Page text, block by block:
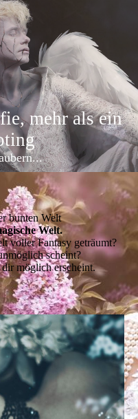
mehr als ein
bunten Welt
Welt.
voller Fantasy geträumt?
scheint?
dir möglich erscheint.